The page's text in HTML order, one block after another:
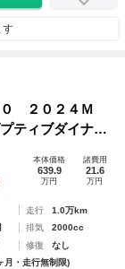
す
２０２４Ｍ
ティブダイナミ
ントパック コ
ガラス パワー
本体価格
639.9
万円
諸費用
21.6
万円
走行
1.0万km
排気
2000cc
修復
なし
月・走行無制限)